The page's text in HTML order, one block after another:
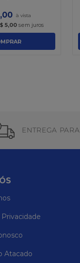
,00
5,00sem juros
ENTREGA PARA
Atacado